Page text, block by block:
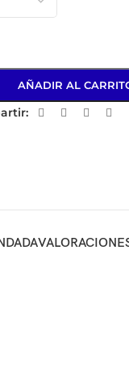
AÑADIR AL